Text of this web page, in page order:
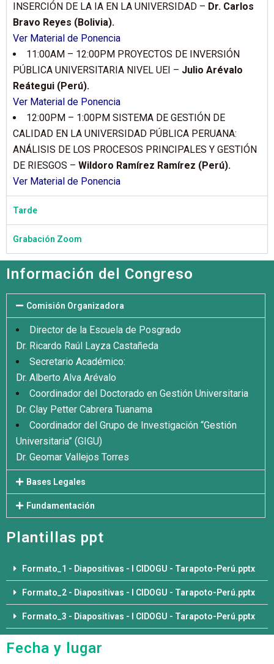
INSERCIÓN DE LA IA EN LA UNIVERSIDAD – Dr. Carlos
Bravo Reyes (Bolivia).
Ver Material de Ponencia
11:00AM – 12:00PM PROYECTOS DE INVERSIÓN
PÚBLICA UNIVERSITARIA NIVEL UEI – Julio Arévalo
Reátegui (Perú).
Ver Material de Ponencia
12:00PM – 1:00PM SISTEMA DE GESTIÓN DE
CALIDAD EN LA UNIVERSIDAD PÚBLICA PERUANA:
ANÁLISIS DE LOS PROCESOS PRINCIPALES Y GESTIÓN
DE RIESGOS – Wildoro Ramírez Ramírez (Perú).
Ver Material de Ponencia
Tarde
Grabación Zoom
Información del Congreso
Comisión Organizadora
Director de la Escuela de Posgrado
Dr. Ricardo Raúl Layza Castañeda
Secretario Académico:
Dr. Alberto Alva Arévalo
Coordinador del Doctorado en Gestión Universitaria
Dr. Clay Petter Cabrera Tuanama
Coordinador del Grupo de Investigación “Gestión
Universitaria” (GIGU)
Dr. Geomar Vallejos Torres
Bases Legales
Fundamentación
Plantillas ppt
Formato_1 - Diapositivas - I CIDOGU - Tarapoto-Perú.pptx
Formato_2 - Diapositivas - I CIDOGU - Tarapoto-Perú.pptx
Formato_3 - Diapositivas - I CIDOGU - Tarapoto-Perú.pptx
Fecha y lugar